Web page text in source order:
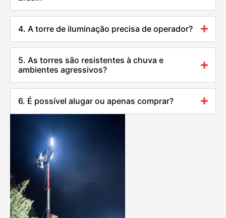
4. A torre de iluminação precisa de operador?
5. As torres são resistentes à chuva e
ambientes agressivos?
6. É possível alugar ou apenas comprar?